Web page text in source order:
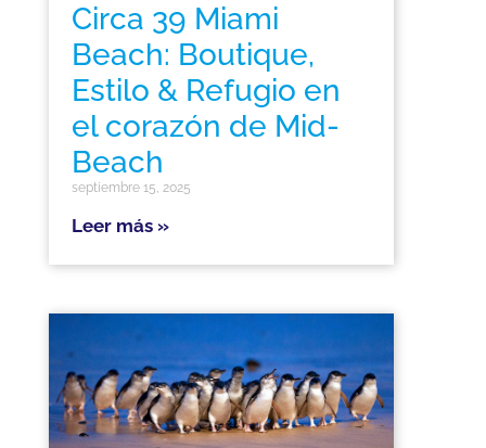
Circa 39 Miami
Beach: Boutique,
Estilo & Refugio en
el corazón de Mid-
Beach
septiembre 15, 2025
Leer más »